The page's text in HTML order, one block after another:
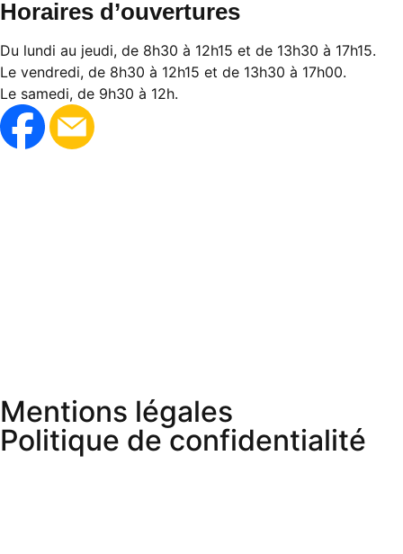
Horaires d’ouvertures
Du lundi au jeudi, de 8h30 à 12h15 et de 13h30 à 17h15.
Le vendredi, de 8h30 à 12h15 et de 13h30 à 17h00.
Le samedi, de 9h30 à 12h.
Mentions légales
Politique de confidentialité